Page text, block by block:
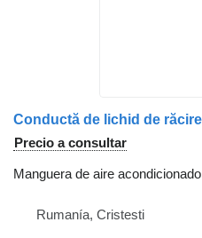
Precio a consultar
Manguera de aire acondicionado
Rumanía, Cristesti